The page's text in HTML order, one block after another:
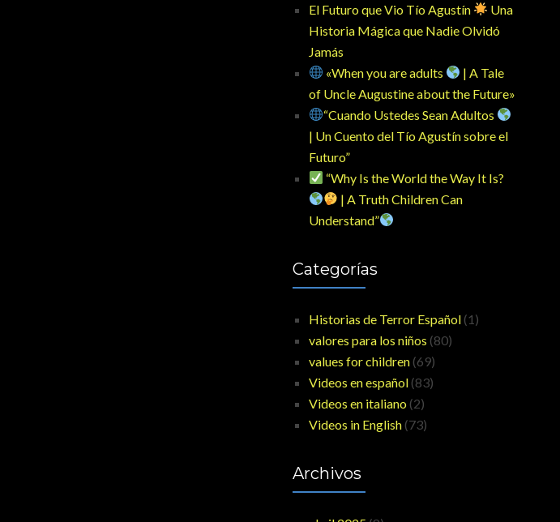
El Futuro que Vio Tío Agustín
Una
Historia Mágica que Nadie Olvidó
Jamás
«When you are adults
| A Tale
of Uncle Augustine about the Future»
“Cuando Ustedes Sean Adultos
| Un Cuento del Tío Agustín sobre el
Futuro”
“Why Is the World the Way It Is?
| A Truth Children Can
Understand”
Categorías
Historias de Terror Español(1)
valores para los niños (80)
values for children(69)
Videos en español(83)
Videos en italiano(2)
Videos in English(73)
Archivos